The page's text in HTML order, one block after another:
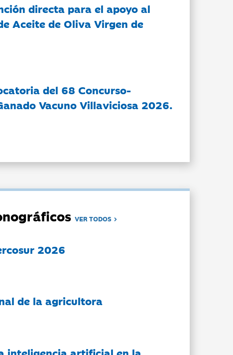
directa para el apoyo al
Aceite de Oliva Virgen de
del 68 Concurso-
Vacuno Villaviciosa 2026.
VER TODOS
2026
de la agricultora